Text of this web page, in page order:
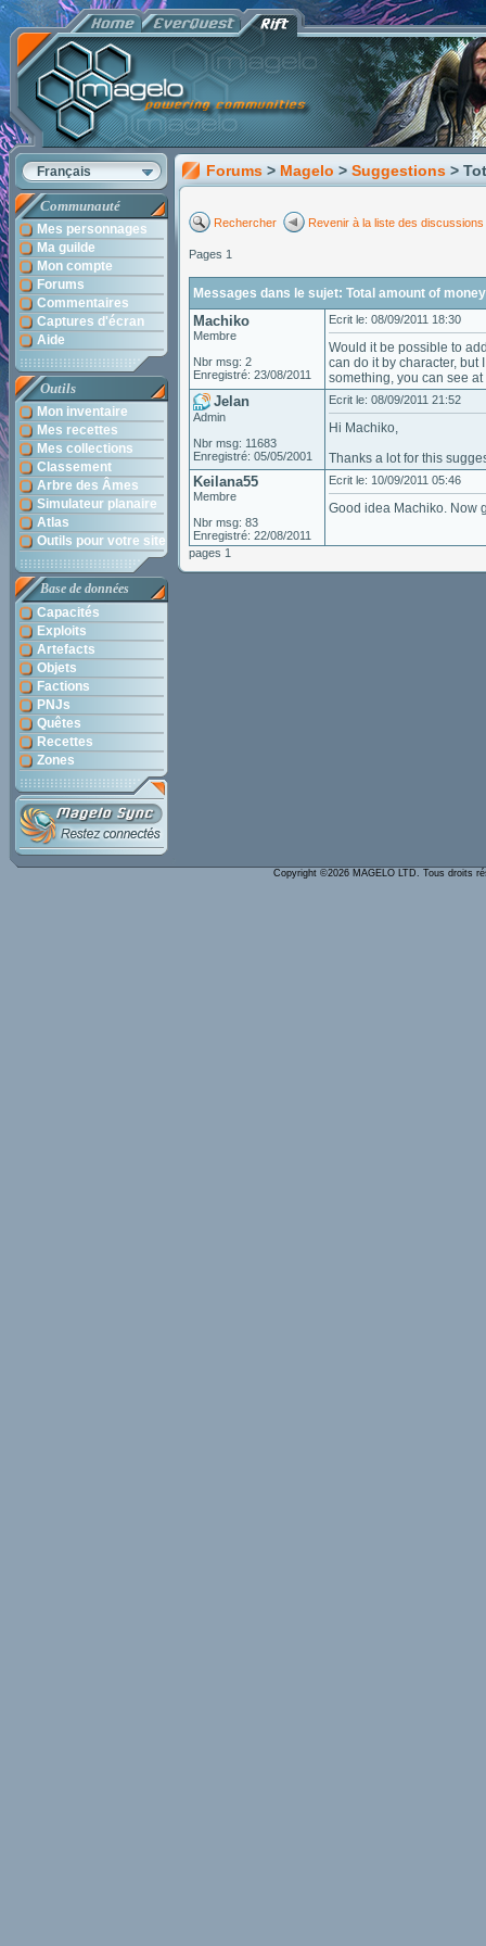
Français
Communauté
Mes personnages
Ma guilde
Mon compte
Forums
Commentaires
Captures d'écran
Aide
Outils
Mon inventaire
Mes recettes
Mes collections
Classement
Arbre des Âmes
Simulateur planaire
Atlas
Outils pour votre site
Base de données
Capacités
Exploits
Artefacts
Objets
Factions
PNJs
Quêtes
Recettes
Zones
Forums > Magelo > Suggestions >
Rechercher Revenir à la liste des discussions
Pages 1
Messages dans le sujet: Total amount of
Machiko
Membre
Nbr msg: 2
Enregistré: 23/08/2011
Ecrit le: 08/09/2011 18:30
Would it be possible to
can do it by character, but
something, you can see
Jelan
Admin
Nbr msg: 11683
Enregistré: 05/05/2001
Ecrit le: 08/09/2011 21:52
Hi Machiko,
Thanks a lot for this
Keilana55
Membre
Nbr msg: 83
Enregistré: 22/08/2011
Ecrit le: 10/09/2011 05:46
Good idea Machiko. Now
pages 1
Copyright ©2026 MAGELO LTD. Tous droits